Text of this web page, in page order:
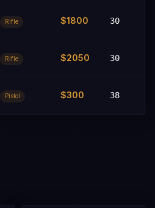
Rifle $1800 30
Rifle $2050 30
Pistol $300 38